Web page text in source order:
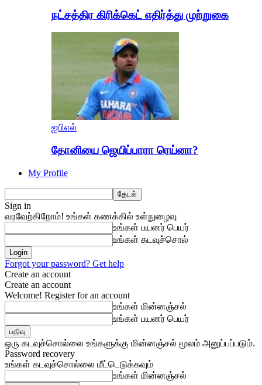
நட்சத்திர கிரிக்கெட் எதிர்த்து முற்றுகை
ஐபிஎல்
தோனியை ஜெயிப்பாரா ரெய்னா?
My Profile
Sign in
வரவேற்கிறோம்! உங்கள் கணக்கில் உள்நுழைவு
உங்கள் பயனர் பெயர்
உங்கள் கடவுச்சொல்
Forgot your password? Get help
Create an account
Create an account
Welcome! Register for an account
உங்கள் மின்னஞ்சல்
உங்கள் பயனர் பெயர்
ஒரு கடவுச்சொல்லை உங்களுக்கு மின்னஞ்சல் மூலம் அனுப்பப்படும்.
Password recovery
உங்கள் கடவுச்சொல்லை மீட்டெடுக்கவும்
உங்கள் மின்னஞ்சல்